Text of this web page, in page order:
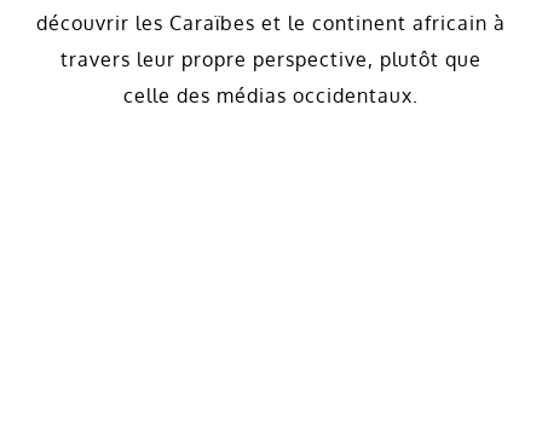
découvrir les Caraïbes et le continent africain à
travers leur propre perspective, plutôt que
celle des médias occidentaux.